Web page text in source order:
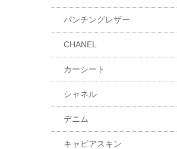
パンチングレザー
CHANEL
カーシート
シャネル
デニム
キャビアスキン